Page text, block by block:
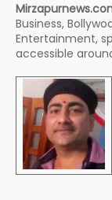
Business,
Entertainment,
accessible